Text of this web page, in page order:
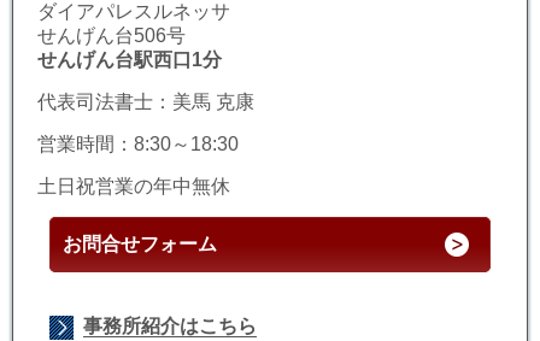
ダイアパレスルネッサ
せんげん台506号
せんげん台駅西口1分
代表司法書士：美馬 克康
営業時間：8:30～18:30
土日祝営業の年中無休
お問合せフォーム
事務所紹介はこちら